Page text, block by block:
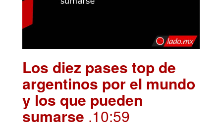
Los diez pases top de
argentinos por el mundo
y los que pueden
sumarse .10:59